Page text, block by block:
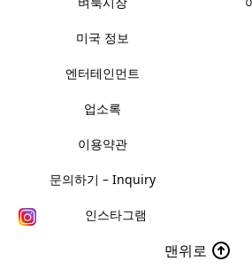
미국 정보
엔터테인먼트
업소록
이용약관
문의하기 – Inquiry
인스타그램
맨위로